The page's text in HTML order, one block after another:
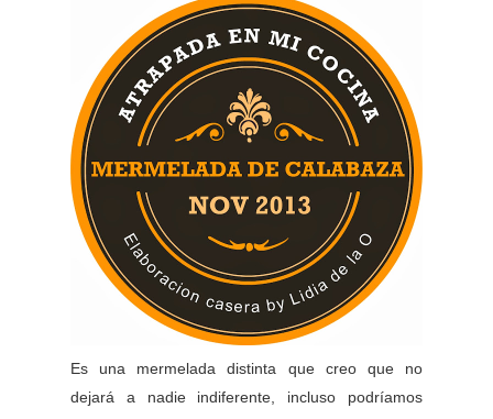
Es una mermelada distinta que creo que no
dejará a nadie indiferente, incluso podríamos